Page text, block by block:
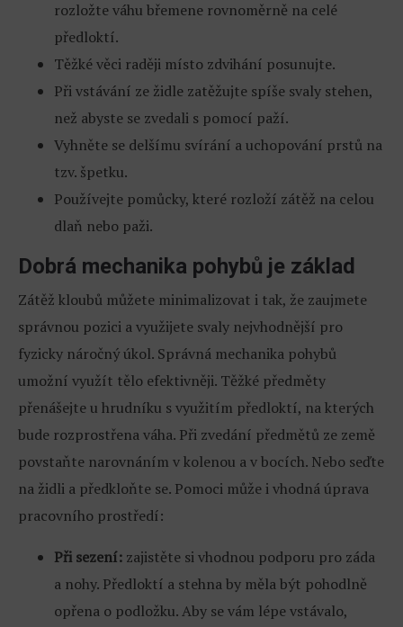
rozložte váhu břemene rovnoměrně na celé
předloktí.
Těžké věci raději místo zdvihání posunujte.
Při vstávání ze židle zatěžujte spíše svaly stehen,
než abyste se zvedali s pomocí paží.
Vyhněte se delšímu svírání a uchopování prstů na
tzv. špetku.
Používejte pomůcky, které rozloží zátěž na celou
dlaň nebo paži.
Dobrá mechanika pohybů je základ
Zátěž kloubů můžete minimalizovat i tak, že zaujmete
správnou pozici a využijete svaly nejvhodnější pro
fyzicky náročný úkol. Správná mechanika pohybů
umožní využít tělo efektivněji. Těžké předměty
přenášejte u hrudníku s využitím předloktí, na kterých
bude rozprostřena váha. Při zvedání předmětů ze země
povstaňte narovnáním v kolenou a v bocích. Nebo seďte
na židli a předkloňte se. Pomoci může i vhodná úprava
pracovního prostředí:
Při sezení: zajistěte si vhodnou podporu pro záda
a nohy. Předloktí a stehna by měla být pohodlně
opřena o podložku. Aby se vám lépe vstávalo,